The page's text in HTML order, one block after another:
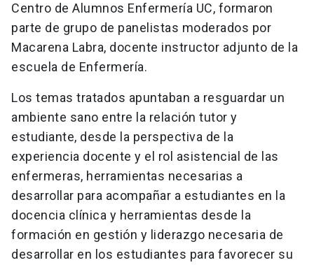
Centro de Alumnos Enfermería UC, formaron
parte de grupo de panelistas moderados por
Macarena Labra, docente instructor adjunto de la
escuela de Enfermería.
Los temas tratados apuntaban a resguardar un
ambiente sano entre la relación tutor y
estudiante, desde la perspectiva de la
experiencia docente y el rol asistencial de las
enfermeras, herramientas necesarias a
desarrollar para acompañar a estudiantes en la
docencia clínica y herramientas desde la
formación en gestión y liderazgo necesaria de
desarrollar en los estudiantes para favorecer su